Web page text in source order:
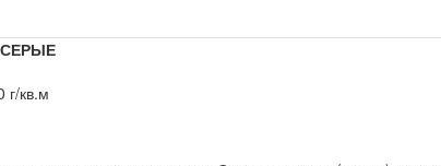
СЕРЫЕ
кв.м